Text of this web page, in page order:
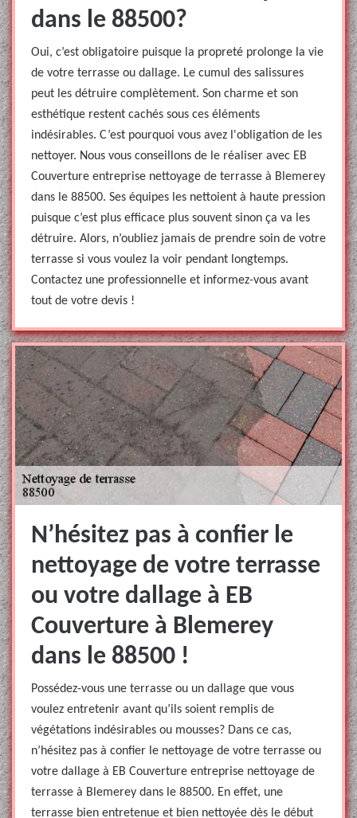
dans le 88500?
Oui, c’est obligatoire puisque la propreté prolonge la vie
de votre terrasse ou dallage. Le cumul des salissures
peut les détruire complètement. Son charme et son
esthétique restent cachés sous ces éléments
indésirables. C’est pourquoi vous avez l'obligation de les
nettoyer. Nous vous conseillons de le réaliser avec EB
Couverture entreprise nettoyage de terrasse à Blemerey
dans le 88500. Ses équipes les nettoient à haute pression
puisque c’est plus efficace plus souvent sinon ça va les
détruire. Alors, n’oubliez jamais de prendre soin de votre
terrasse si vous voulez la voir pendant longtemps.
Contactez une professionnelle et informez-vous avant
tout de votre devis !
N’hésitez pas à confier le
nettoyage de votre terrasse
ou votre dallage à EB
Couverture à Blemerey
dans le 88500 !
Possédez-vous une terrasse ou un dallage que vous
voulez entretenir avant qu’ils soient remplis de
végétations indésirables ou mousses? Dans ce cas,
n’hésitez pas à confier le nettoyage de votre terrasse ou
votre dallage à EB Couverture entreprise nettoyage de
terrasse à Blemerey dans le 88500. En effet, une
terrasse bien entretenue et bien nettoyée dès le début